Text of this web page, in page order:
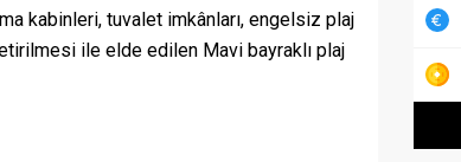
kabinleri, tuvalet imkânları, engelsiz plaj
ile elde edilen Mavi bayraklı plaj